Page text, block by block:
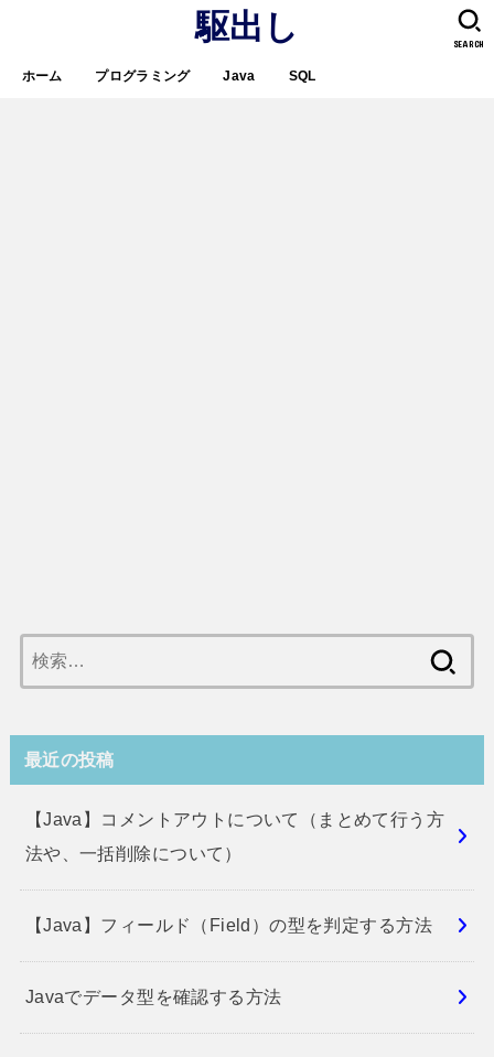
駆出し
ホーム プログラミング Java SQL
SEARCH
索:
最近の投稿
【Java】コメントアウトについて（まとめて行う方
法や、一括削除について）
【Java】フィールド（Field）の型を判定する方法
Javaでデータ型を確認する方法